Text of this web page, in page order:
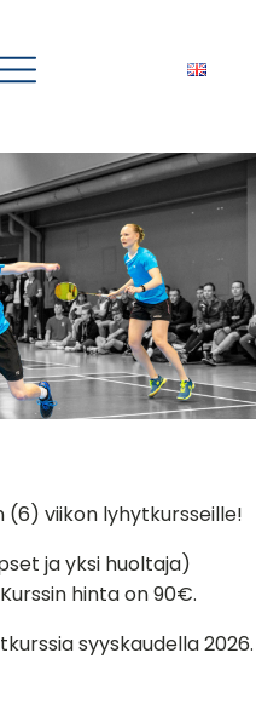
(6) viikon lyhytkursseille!
ja yksi huoltaja)
hinta on 90€.
syyskaudella 2026.